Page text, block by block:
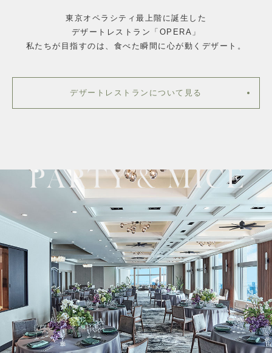
東京オペラシティ最上階に誕生した
デザートレストラン「OPERA」
私たちが目指すのは、食べた瞬間に心が動くデザート。
デザートレストランについて見る